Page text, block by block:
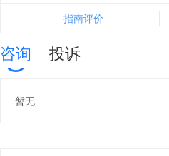
指南评价
咨询 投诉
暂无